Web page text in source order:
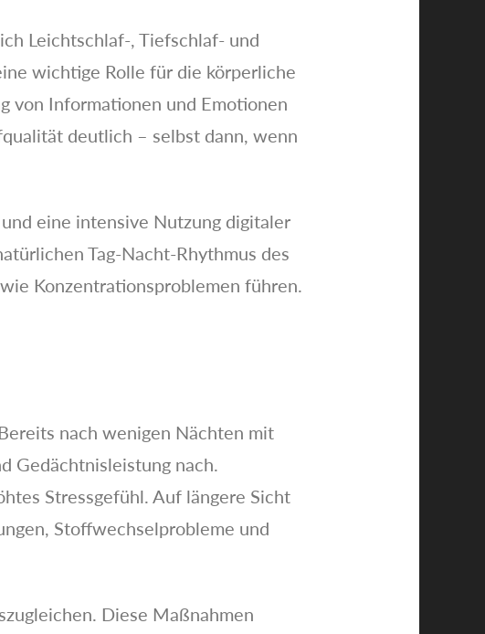
Leichtschlaf-, Tiefschlaf- und
wichtige Rolle für die körperliche
von Informationen und Emotionen
deutlich – selbst dann, wenn
eine intensive Nutzung digitaler
Tag-Nacht-Rhythmus des
Konzentrationsproblemen führen.
nach wenigen Nächten mit
Gedächtnisleistung nach.
Stressgefühl. Auf längere Sicht
Stoffwechselprobleme und
Diese Maßnahmen